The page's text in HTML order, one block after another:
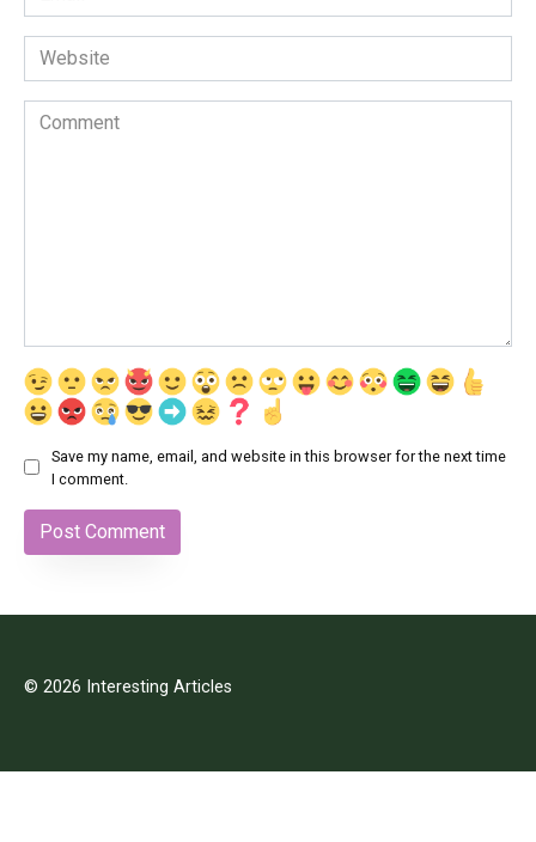
*
Website
Comment
Save my name, email, and website in this browser for the next time
I comment.
© 2026 Interesting Articles